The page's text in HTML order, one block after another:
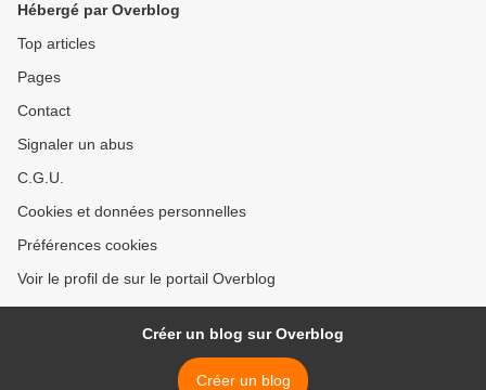
Hébergé par Overblog
Top articles
Pages
Contact
Signaler un abus
C.G.U.
Cookies et données personnelles
Préférences cookies
Voir le profil de sur le portail Overblog
Créer un blog sur Overblog
Créer un blog